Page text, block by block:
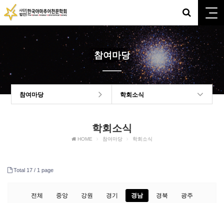
참여마당
참여마당 학회소식
학회소식
HOME 참여마당 학회소식
Total 17 / 1 page
전체 중앙 강원 경기 경남 경북 광주